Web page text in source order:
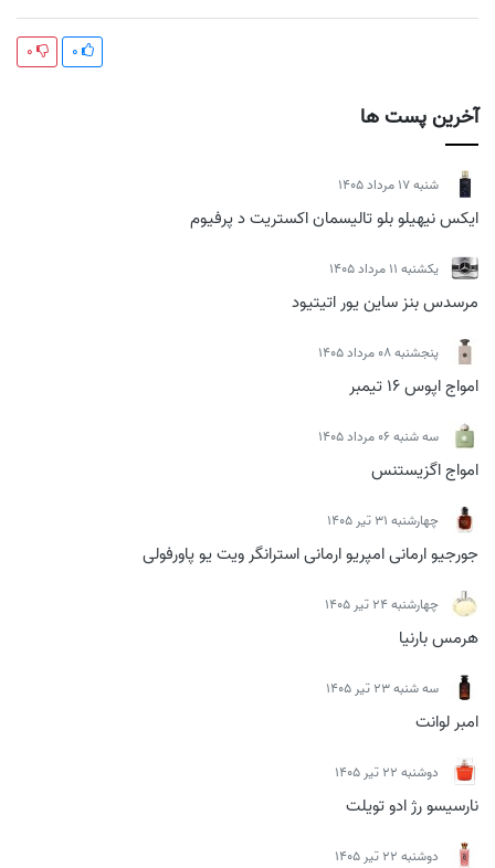
آخرین پست ها
شنبه 17 مرداد 1405
ایکس نیهیلو بلو تالیسمان اکستریت د پرفیوم
يكشنبه 11 مرداد 1405
مرسدس بنز ساین یور اتیتیود
پنجشنبه 08 مرداد 1405
امواج اپوس 16 تیمبر
سه شنبه 06 مرداد 1405
امواج اگزیستنس
چهارشنبه 31 تیر 1405
جورجیو ارمانی امپریو ارمانی استرانگر ویت یو پاورفولی
چهارشنبه 24 تیر 1405
هرمس بارنیا
سه شنبه 23 تیر 1405
امبر لوانت
دوشنبه 22 تیر 1405
نارسیسو رژ ادو تویلت
دوشنبه 22 تیر 1405